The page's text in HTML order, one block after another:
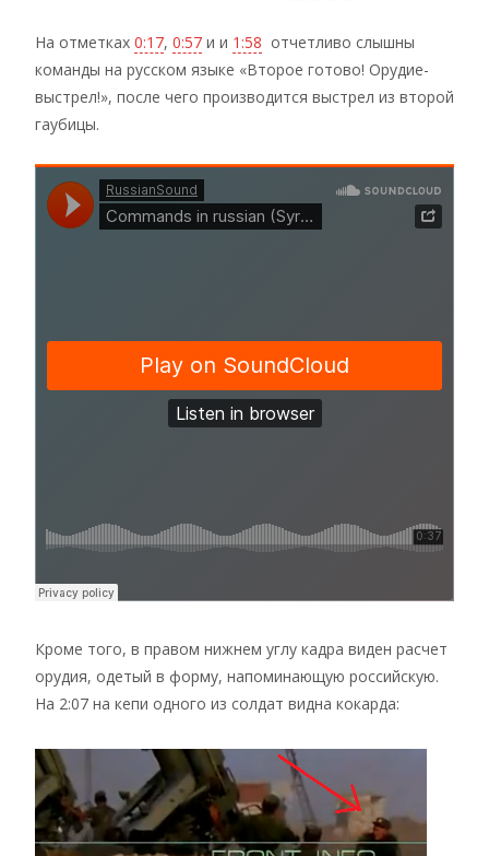
На отметках 0:17, 0:57 и и 1:58 отчетливо слышны
команды на русском языке «Второе готово! Орудие-
выстрел!», после чего производится выстрел из второй
гаубицы.
Кроме того, в правом нижнем углу кадра виден расчет
орудия, одетый в форму, напоминающую российскую.
На 2:07 на кепи одного из солдат видна кокарда: